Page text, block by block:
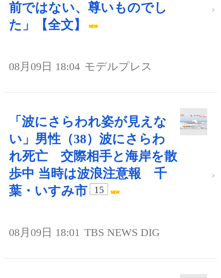
前ではない、尊いものでし
た」【全文】
08月09日 18:04 モデルプレス
「波にさらわれ姿が見えな
い」男性（38）波にさらわ
れ死亡 交際相手と海岸を散
歩中 当時は波浪注意報 千
葉・いすみ市
15
08月09日 18:01 TBS NEWS DIG